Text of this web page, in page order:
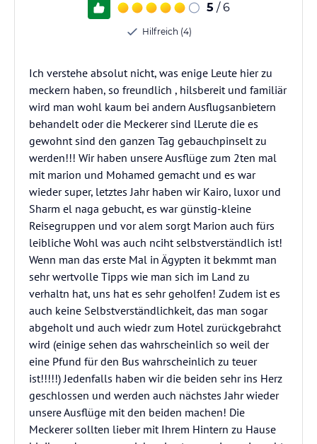
5 / 6
Hilfreich (4)
Ich verstehe absolut nicht, was enige Leute hier zu
meckern haben, so freundlich , hilsbereit und familiär
wird man wohl kaum bei andern Ausflugsanbietern
behandelt oder die Meckerer sind lLerute die es
gewohnt sind den ganzen Tag gebauchpinselt zu
werden!!! Wir haben unsere Ausflüge zum 2ten mal
mit marion und Mohamed gemacht und es war
wieder super, letztes Jahr haben wir Kairo, luxor und
Sharm el naga gebucht, es war günstig-kleine
Reisegruppen und vor alem sorgt Marion auch fürs
leibliche Wohl was auch nciht selbstverständlich ist!
Wenn man das erste Mal in Ägypten it bekmmt man
sehr wertvolle Tipps wie man sich im Land zu
verhaltn hat, uns hat es sehr geholfen! Zudem ist es
auch keine Selbstverständlichkeit, das man sogar
abgeholt und auch wiedr zum Hotel zurückgebrahct
wird (einige sehen das wahrscheinlich so weil der
eine Pfund für den Bus wahrscheinlich zu teuer
ist!!!!!) Jedenfalls haben wir die beiden sehr ins Herz
geschlossen und werden auch nächstes Jahr wieder
unsere Ausflüge mit den beiden machen! Die
Meckerer sollten lieber mit Ihrem Hintern zu Hause